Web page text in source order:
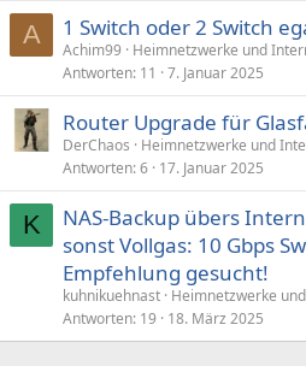
A 1 Switch oder 2 Switch
Achim99
Heimnetzwerke und
Antworten 11 7. Januar 2025
Router Upgrade für
DerChaos
Heimnetzwerke und
Antworten 6 17. Januar 2025
K
NAS-Backup übers
sonst Vollgas: 10 Gbps
Empfehlung gesucht!
kuhnikuehnast Heimnetzwerke
Antworten 19 18. März 2025